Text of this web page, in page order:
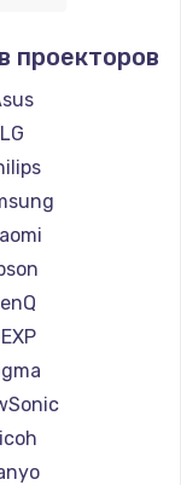
проекторов